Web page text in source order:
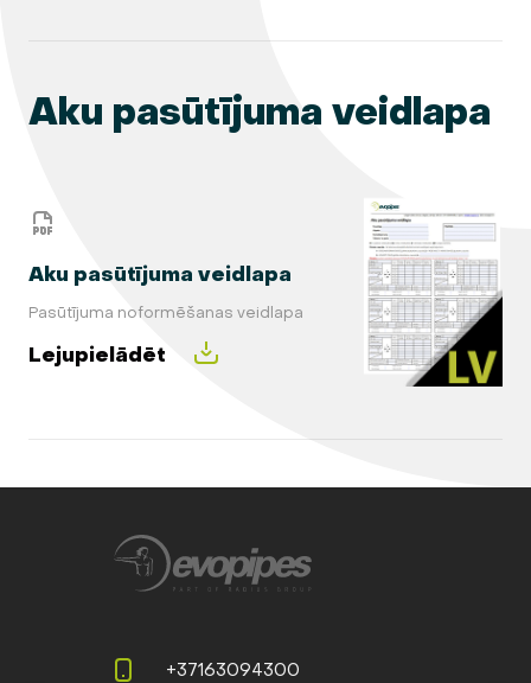
Aku pasūtījuma veidlapa
Aku pasūtījuma veidlapa
Pasūtījuma noformēšanas veidlapa
Lejupielādēt
+37163094300